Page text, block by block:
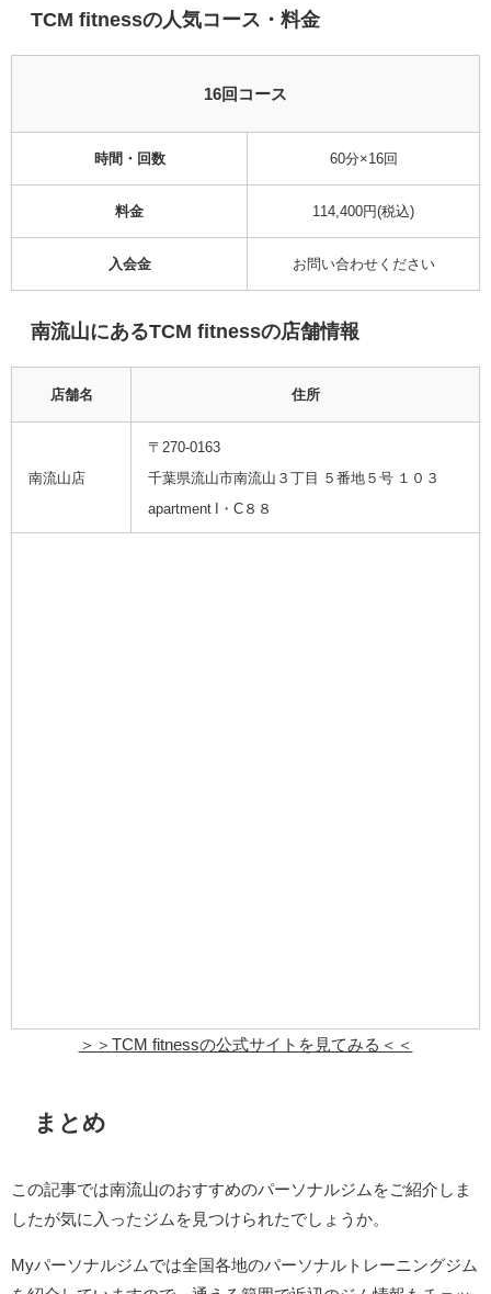
TCM fitnessの人気コース・料金
16回コース
時間・回数 60分×16回
料金 114,400円(税込)
入会金 お問い合わせください
南流山にあるTCM fitnessの店舗情報
店舗名 住所
南流山店
〒270-0163
千葉県流山市南流山３丁目 ５番地５号 １０３
apartment I・C８８
＞＞ TCM fitnessの公式サイトを見てみる＜＜
まとめ
この記事では南流山のおすすめのパーソナルジムをご紹介しま
したが気に入ったジムを見つけられたでしょうか。
Myパーソナルジムでは全国各地のパーソナルトレーニングジム